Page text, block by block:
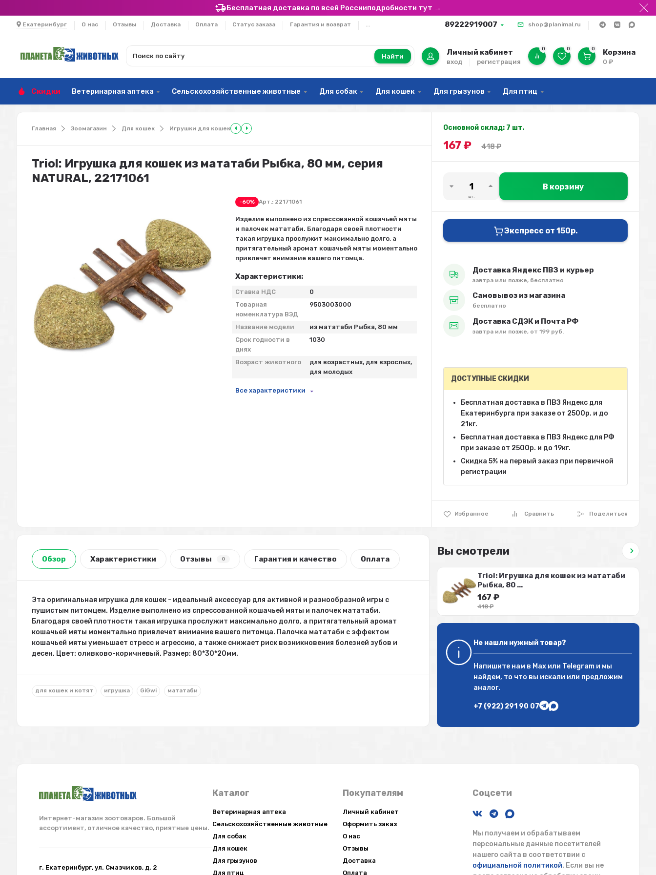
Бесплатная доставка по всей Россииподробности тут →
Екатеринбург О нас Отзывы Доставка Оплата Статус заказа Гарантия и возврат ... 89222919007 shop@planimal.ru
Найти Личный кабинет
вход регистрация
0 0 0 Корзина
0₽
Скидки Ветеринарная аптека Сельскохозяйственные животные Для собак Для кошек Для грызунов Для птиц
Главная Зоомагазин Для кошек Игрушки для кошек
Triol: Игрушка для кошек из мататаби Рыбка, 80 мм, серия
NATURAL, 22171061
-60% Арт.: 22171061
Изделие выполнено из спрессованной кошачьей мяты
и палочек мататаби. Благодаря своей плотности
такая игрушка прослужит максимально долго, а
притягательный аромат кошачьей мяты моментально
привлечет внимание вашего питомца.
Характеристики:
Ставка НДС
0
Товарная
номенклатура ВЭД
9503003000
Название модели
из мататаби Рыбка, 80 мм
Срок годности в
днях
1030
Возраст животного
для возрастных, для взрослых,
для молодых
Все характеристики
Основной склад: 7 шт.
167 ₽ 418₽
шт.
В корзину
Экспресс от 150р.
Доставка Яндекс ПВЗ и курьер
завтра или позже, бесплатно
Самовывоз из магазина
бесплатно
Доставка СДЭК и Почта РФ
завтра или позже, от 199 руб.
Избранное Сравнить Поделиться
ДОСТУПНЫЕ СКИДКИ
Бесплатная доставка в ПВЗ Яндекс для
Екатеринбурга при заказе от 2500р. и до
21кг.
Бесплатная доставка в ПВЗ Яндекс для РФ
при заказе от 2500р. и до 19кг.
Скидка 5% на первый заказ при первичной
регистрации
Обзор Характеристики Отзывы 0 Гарантия и качество Оплата
Эта оригинальная игрушка для кошек - идеальный аксессуар для активной и разнообразной игры с
пушистым питомцем. Изделие выполнено из спрессованной кошачьей мяты и палочек мататаби.
Благодаря своей плотности такая игрушка прослужит максимально долго, а притягательный аромат
кошачьей мяты моментально привлечет внимание вашего питомца. Палочка мататаби с эффектом
кошачьей мяты уменьшает стресс и агрессию, а также снижает риск возникновения болезней зубов и
десен. Цвет: оливково-коричневый. Размер: 80*30*20мм.
для кошек и котят игрушка GiGwi мататаби
Вы смотрели
Triol: Игрушка для кошек из мататаби
Рыбка, 80 ...
167₽
418₽
Не нашли нужный товар?
Напишите нам в Maxили Telegramи мы
найдем, то что вы искали или предложим
аналог.
+7 (922) 291 90 07
Интернет-магазин зоотоваров. Большой
ассортимент, отличное качество, приятные цены.
г. Екатеринбург, ул. Смазчиков, д. 2
Каталог
Ветеринарная аптека
Сельскохозяйственные животные
Для собак
Для кошек
Для грызунов
Для птиц
Покупателям
Личный кабинет
Оформить заказ
О нас
Отзывы
Доставка
Оплата
Соцсети
Мы получаем и обрабатываем
персональные данные посетителей
нашего сайта в соответствии с
официальной политикой. Если вы не